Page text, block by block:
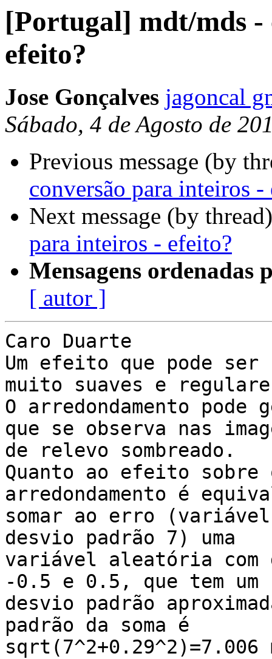
[Portugal] mdt/mds -
efeito?
Jose Gonçalves jagoncal
Sábado, 4 de Agosto de
Previous message (by
conversão para inteiros -
Next message (by
para inteiros - efeito?
Mensagens ordenadas
[ autor ]
Caro Duarte
Um efeito que pode
muito suaves e
O arredondamento
que se observa nas
de relevo sombreado.
Quanto ao efeito sobre
arredondamento é
somar ao erro
desvio padrão 7) uma
variável aleatória com
-0.5 e 0.5, que tem um
desvio padrão
padrão da soma é
sqrt(7^2+0.29^2)=7.006